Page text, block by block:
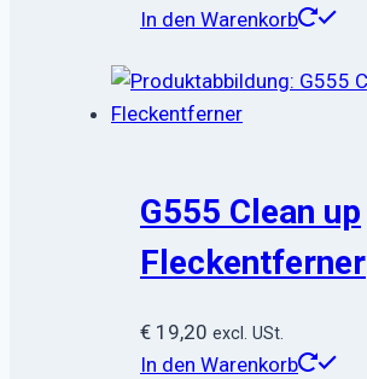
In den Warenkorb
G555 Clean up
Fleckentferner
€ 19,20 excl. USt.
In den Warenkorb